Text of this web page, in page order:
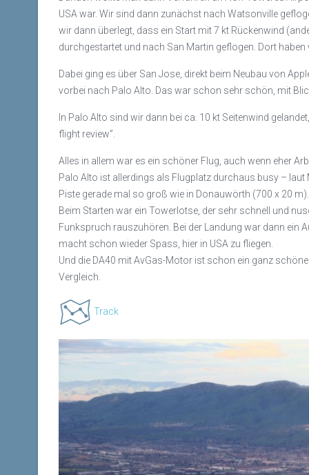
USA war. Wir sind dann zunächst nach Watsonville
wir dann überlegt, dass ein Start mit 7 kt Rückenwind
durchgestartet und nach San Martin geflogen. Dort
Dabei ging es über San Jose, direkt beim Neubau von
vorbei nach Palo Alto. Das war schon sehr schön, mit
In Palo Alto sind wir dann bei ca. 10 kt Seitenwind
flight review”.
Alles in allem war es ein schöner Flug, auch wenn eher
Palo Alto ist allerdings als Flugplatz durchaus busy –
Piste gerade mal so groß wie in Donauwörth (700 x 20
Beim Starten war ein Towerlotse, der sehr schnell und
Funkspruch rauszuhören. Bei der Landung war dann ein
macht schon wieder Spass, hier in USA zu fliegen.
Und die DA40 mit AvGas-Motor ist schon ein ganz
Vergleich.
Track